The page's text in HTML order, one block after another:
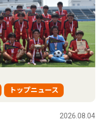
トップニュース
2026.08.04